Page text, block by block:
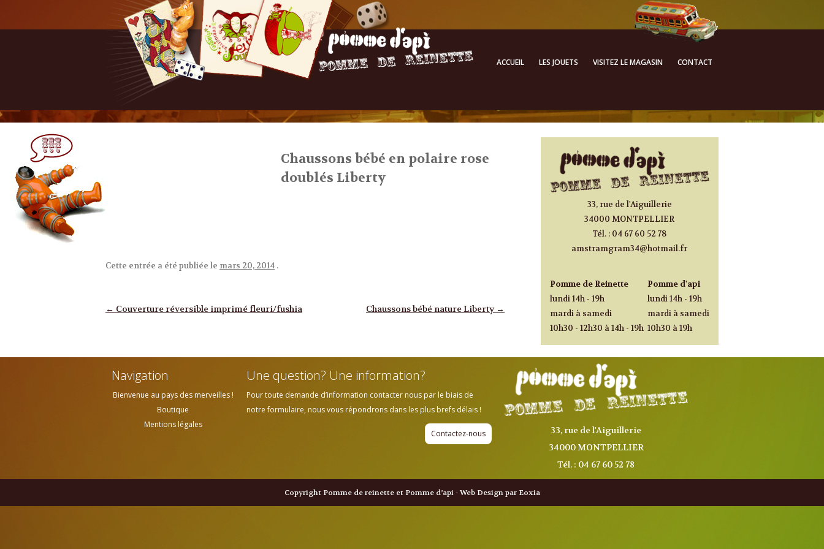
ACCUEIL LES JOUETS VISITEZ LE MAGASIN CONTACT
Chaussons bébé en polaire rose
doublés Liberty
Cette entrée a été publiée le mars 20, 2014 .
Navigation des articles
← Couverture réversible imprimé fleuri/fushia Chaussons bébé nature Liberty →
33, rue de l'Aiguillerie
34000 MONTPELLIER
Tél. : 04 67 60 52 78
amstramgram34@hotmail.fr
Pomme de Reinette
lundi 14h - 19h
mardi à samedi
10h30 - 12h30 à 14h - 19h
Pomme d'api
lundi 14h - 19h
mardi à samedi
10h30 à 19h
Navigation
Bienvenue au pays des merveilles !
Boutique
Mentions légales
Une question? Une information?
Pour toute demande d’information contacter nous par le biais de
notre formulaire, nous vous répondrons dans les plus brefs délais !
Contactez-nous
33, rue de l'Aiguillerie
34000 MONTPELLIER
Tél. : 04 67 60 52 78
Copyright Pomme de reinette et Pomme d’api - Web Design par Eoxia